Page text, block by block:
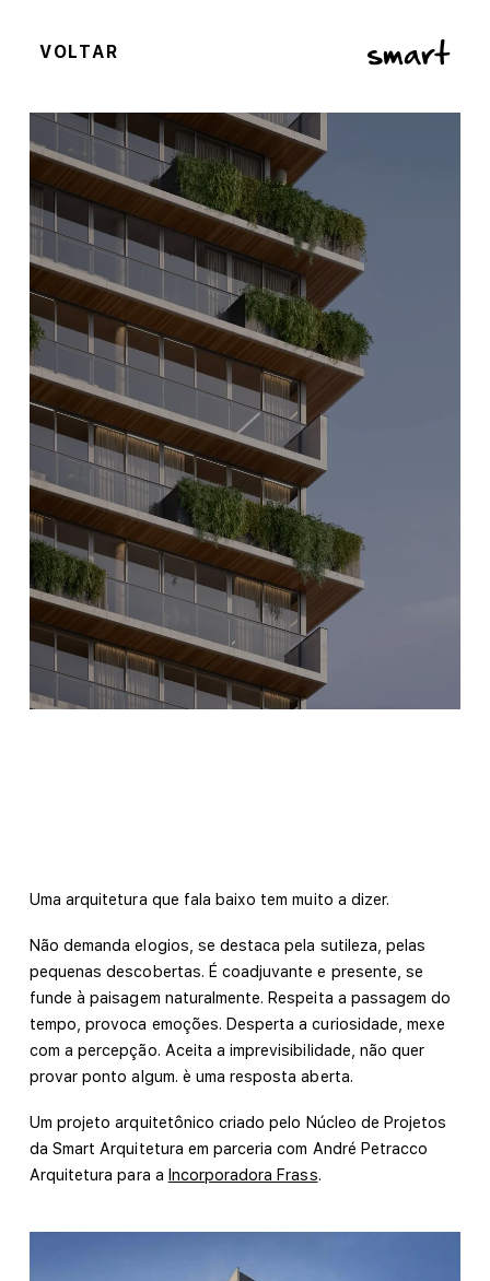
VOLTAR
Uma arquitetura que fala baixo tem muito a dizer.
Não demanda elogios, se destaca pela sutileza, pelas
pequenas descobertas. É coadjuvante e presente, se
funde à paisagem naturalmente. Respeita a passagem do
tempo, provoca emoções. Desperta a curiosidade, mexe
com a percepção. Aceita a imprevisibilidade, não quer
provar ponto algum. è uma resposta aberta.
Um projeto arquitetônico criado pelo Núcleo de Projetos
da Smart Arquitetura em parceria com André Petracco
Arquitetura para a Incorporadora Frass.